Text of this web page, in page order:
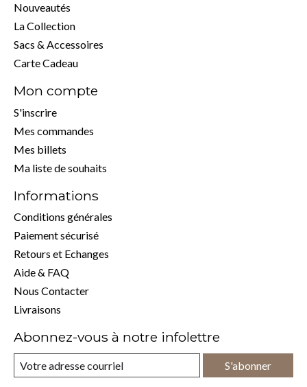
Nouveautés
La Collection
Sacs & Accessoires
Carte Cadeau
Mon compte
S'inscrire
Mes commandes
Mes billets
Ma liste de souhaits
Informations
Conditions générales
Paiement sécurisé
Retours et Echanges
Aide & FAQ
Nous Contacter
Livraisons
Abonnez-vous à notre infolettre
S'abonner